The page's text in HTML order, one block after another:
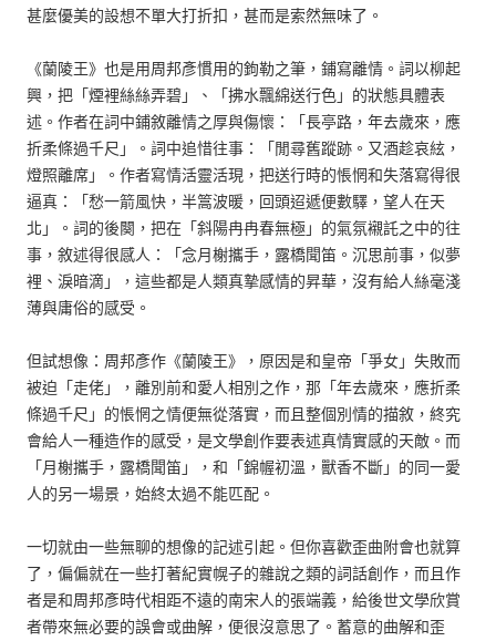
甚麼優美的設想不單大打折扣，甚而是索然無味了。
《蘭陵王》也是用周邦彥慣用的鉤勒之筆，鋪寫離情。詞以柳起
興，把「煙裡絲絲弄碧」、「拂水飄綿送行色」的狀態具體表
述。作者在詞中鋪敘離情之厚與傷懷：「長亭路，年去歲來，應
折柔條過千尺」。詞中追惜往事：「閒尋舊蹤跡。又酒趁哀絃，
燈照離席」。作者寫情活靈活現，把送行時的悵惘和失落寫得很
逼真：「愁一箭風快，半篙波暖，回頭迢遞便數驛，望人在天
北」。詞的後闋，把在「斜陽冉冉春無極」的氣氛襯託之中的往
事，敘述得很感人：「念月榭攜手，露橋聞笛。沉思前事，似夢
裡、淚暗滴」，這些都是人類真摯感情的昇華，沒有給人絲毫淺
薄與庸俗的感受。
但試想像：周邦彥作《蘭陵王》，原因是和皇帝「爭女」失敗而
被迫「走佬」，離別前和愛人相別之作，那「年去歲來，應折柔
條過千尺」的悵惘之情便無從落實，而且整個別情的描敘，終究
會給人一種造作的感受，是文學創作要表述真情實感的天敵。而
「月榭攜手，露橋聞笛」，和「錦幄初溫，獸香不斷」的同一愛
人的另一場景，始終太過不能匹配。
一切就由一些無聊的想像的記述引起。但你喜歡歪曲附會也就算
了，偏偏就在一些打著紀實幌子的雜說之類的詞話創作，而且作
者是和周邦彥時代相距不遠的南宋人的張端義，給後世文學欣賞
者帶來無必要的誤會或曲解，便很沒意思了。蓄意的曲解和歪